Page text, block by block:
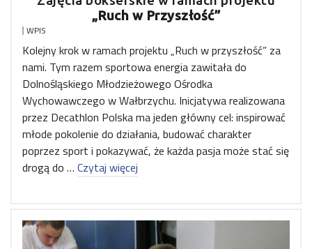
„Ruch w Przyszłość”
WPIS
Kolejny krok w ramach projektu „Ruch w przyszłość” za
nami. Tym razem sportowa energia zawitała do
Dolnośląskiego Młodzieżowego Ośrodka
Wychowawczego w Wałbrzychu. Inicjatywa realizowana
przez Decathlon Polska ma jeden główny cel: inspirować
młode pokolenie do działania, budować charakter
poprzez sport i pokazywać, że każda pasja może stać się
drogą do … Czytaj więcej